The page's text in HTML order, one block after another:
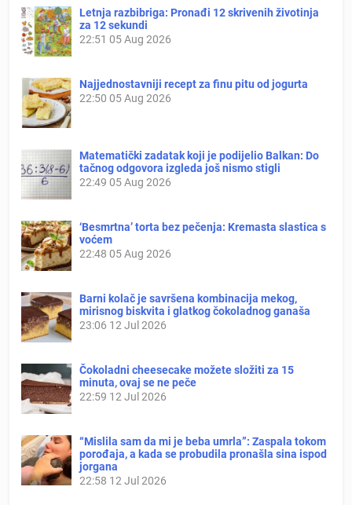
Letnja razbibriga: Pronađi 12 skrivenih životinja
za 12 sekundi
22:51 05 Aug 2026
Najjednostavniji recept za finu pitu od jogurta
22:50 05 Aug 2026
Matematički zadatak koji je podijelio Balkan: Do
tačnog odgovora izgleda još nismo stigli
22:49 05 Aug 2026
‘Besmrtna’ torta bez pečenja: Kremasta slastica s
voćem
22:48 05 Aug 2026
Barni kolač je savršena kombinacija mekog,
mirisnog biskvita i glatkog čokoladnog ganaša
23:06 12 Jul 2026
Čokoladni cheesecake možete složiti za 15
minuta, ovaj se ne peče
22:59 12 Jul 2026
“Mislila sam da mi je beba umrla”: Zaspala tokom
porođaja, a kada se probudila pronašla sina ispod
jorgana
22:58 12 Jul 2026